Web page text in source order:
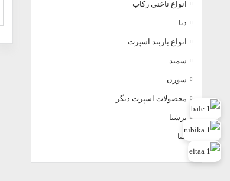
انواع ناخنی رکاب
دنا
انواع باربند اسپرت
سمند
سورن
محصولات اسپرت دیگر
پرشیا
تیبا